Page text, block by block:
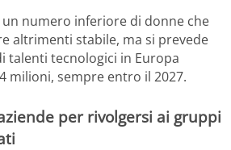
numero inferiore di donne che
altrimenti stabile, ma si prevede
talenti tecnologici in Europa
milioni, sempre entro il 2027.
per rivolgersi ai gruppi